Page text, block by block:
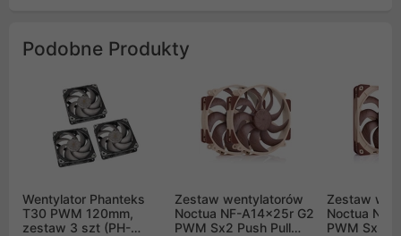
Podobne Produkty
Wentylator Phanteks
T30 PWM 120mm,
zestaw 3 szt (PH-
Zestaw wentylatorów
Noctua NF-A14x25r G2
PWM Sx2 Push Pull
Zestaw
Noctua NF-
PWM Sx2